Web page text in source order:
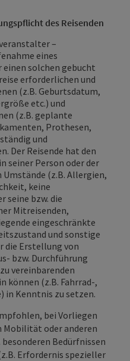
des Reisenden
–
eines
solchen gebucht
erforderlichen und
(z.B. Geburtsdatum,
etc.) und
(z.B. geplante
Prothesen,
und
Der Reisende hat den
seiner Person oder der
(z.B. Allergien,
keine
seine bzw. die
Mitreisenden,
eingeschränkte
und sonstige
die Erstellung von
bzw. Durchführung
vereinbarenden
können (z.B. Fahrrad-,
in Kenntnis zu setzen.
bei Vorliegen
Mobilität oder anderen
Bedürfnissen
Erfordernis spezieller